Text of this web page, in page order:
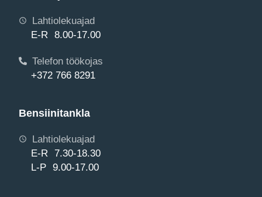
Lahtiolekuajad
E-R 8.00-17.00
Telefon töökojas
+372 766 8291
Bensiinitankla
Lahtiolekuajad
E-R 7.30-18.30
L-P 9.00-17.00